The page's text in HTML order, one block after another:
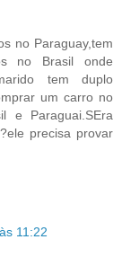
no Paraguay,tem
no Brasil onde
tem duplo
um carro no
e Paraguai.SEra
precisa provar
11:22